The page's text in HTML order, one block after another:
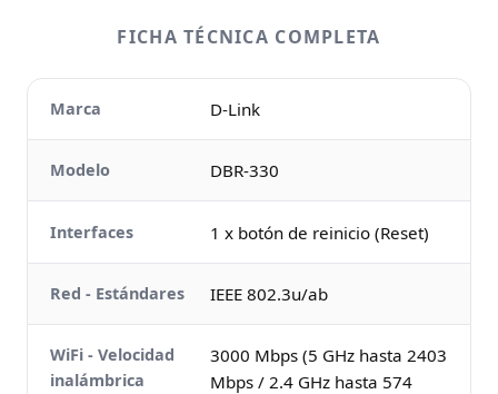
FICHA TÉCNICA COMPLETA
Marca D-Link
Modelo DBR-330
Interfaces 1 x botón de reinicio (Reset)
Red - Estándares IEEE 802.3u/ab
WiFi - Velocidad
inalámbrica
3000 Mbps (5 GHz hasta 2403
Mbps / 2.4 GHz hasta 574